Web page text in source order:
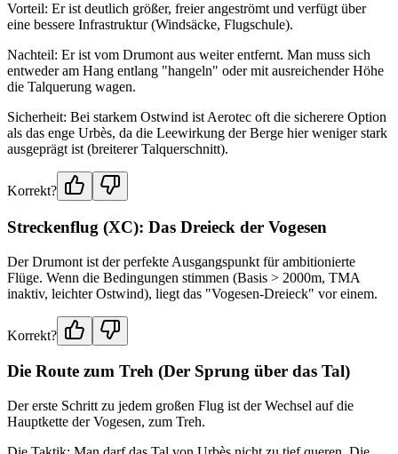
Vorteil: Er ist deutlich größer, freier angeströmt und verfügt über
eine bessere Infrastruktur (Windsäcke, Flugschule).
Nachteil: Er ist vom Drumont aus weiter entfernt. Man muss sich
entweder am Hang entlang "hangeln" oder mit ausreichender Höhe
die Talquerung wagen.
Sicherheit: Bei starkem Ostwind ist Aerotec oft die sicherere Option
als das enge Urbès, da die Leewirkung der Berge hier weniger stark
ausgeprägt ist (breiterer Talquerschnitt).
Korrekt?
Streckenflug (XC): Das Dreieck der Vogesen
Der Drumont ist der perfekte Ausgangspunkt für ambitionierte
Flüge. Wenn die Bedingungen stimmen (Basis > 2000m, TMA
inaktiv, leichter Ostwind), liegt das "Vogesen-Dreieck" vor einem.
Korrekt?
Die Route zum Treh (Der Sprung über das Tal)
Der erste Schritt zu jedem großen Flug ist der Wechsel auf die
Hauptkette der Vogesen, zum Treh.